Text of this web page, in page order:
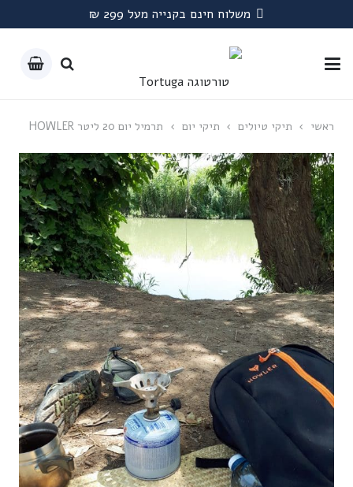
משלוח חינם בקנייה מעל 299 ₪
ראשי › תיקי טיולים › תיקי יום › תרמיל יום 20 ליטר HOWLER